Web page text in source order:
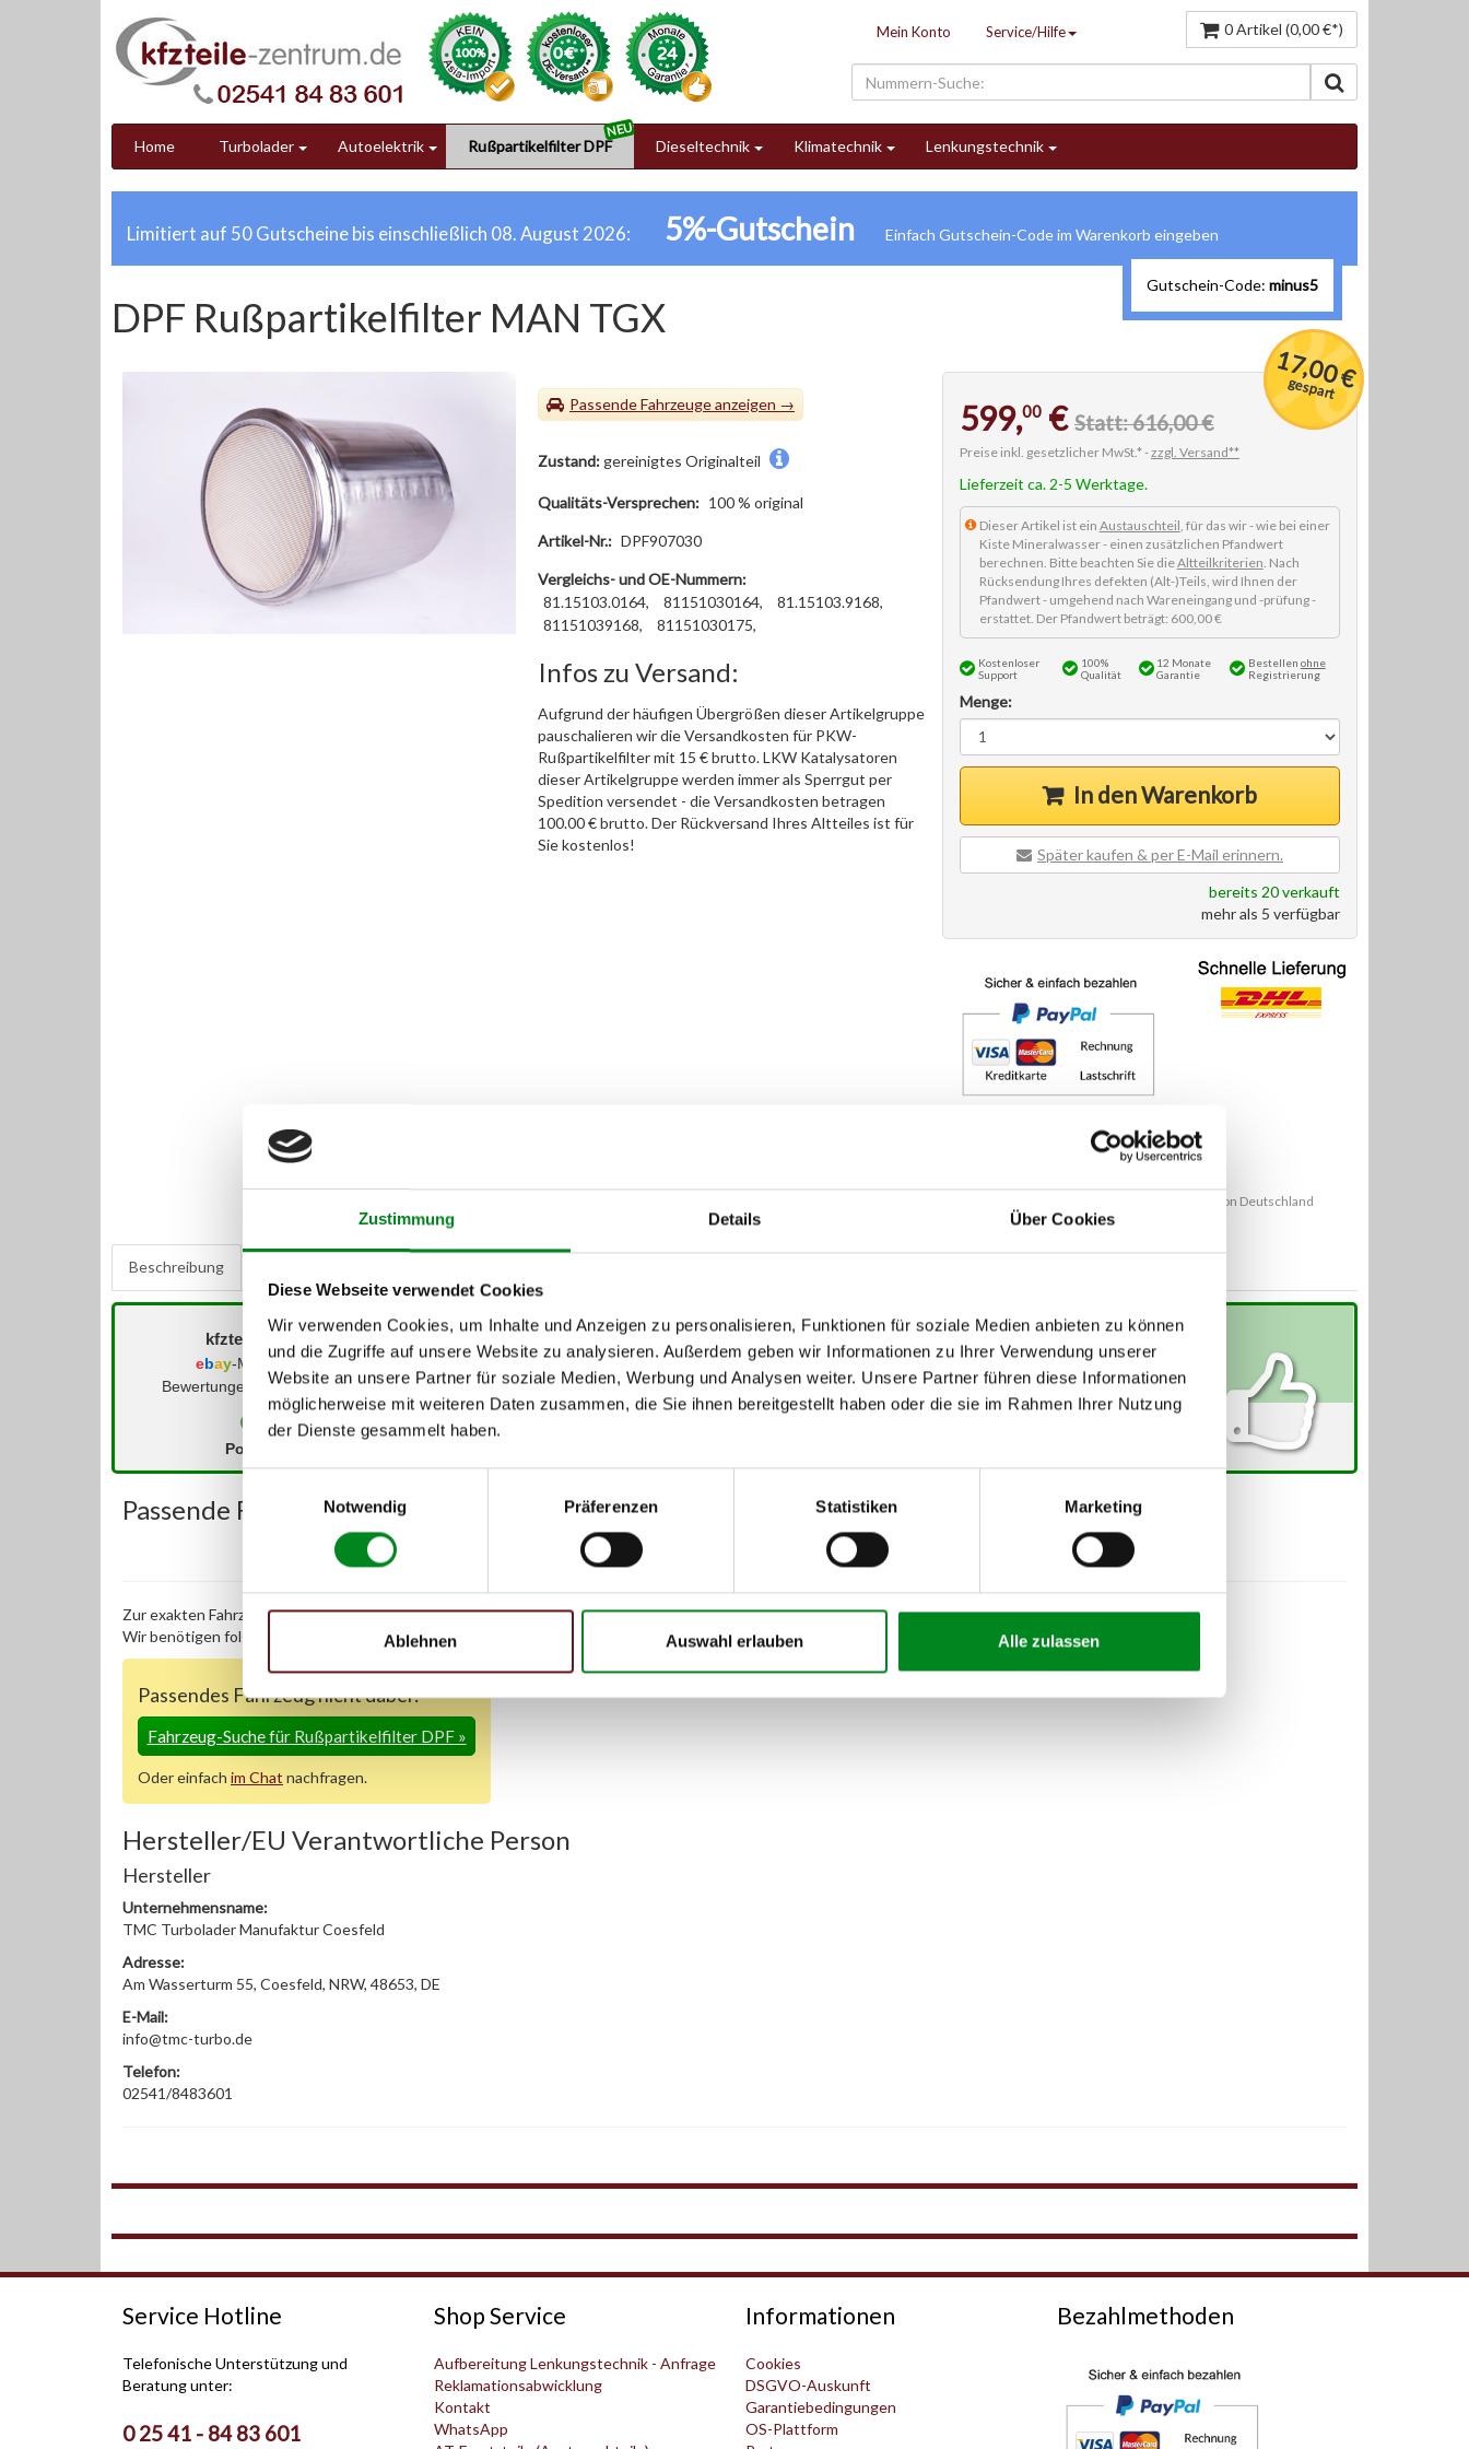
Zustimmung Details Über Cookies
Diese Webseite verwendet Cookies
Wir verwenden Cookies, um Inhalte und Anzeigen zu personalisieren, Funktionen für soziale Medien anbieten zu können
und die Zugriffe auf unsere Website zu analysieren. Außerdem geben wir Informationen zu Ihrer Verwendung unserer
Website an unsere Partner für soziale Medien, Werbung und Analysen weiter. Unsere Partner führen diese Informationen
möglicherweise mit weiteren Daten zusammen, die Sie ihnen bereitgestellt haben oder die sie im Rahmen Ihrer Nutzung
der Dienste gesammelt haben.
Notwendig
Präferenzen Statistiken Marketing
Ablehnen Auswahl erlauben Alle zulassen
Mein Konto Service/Hilfe 0 Artikel (0,00 €*)
Home Turbolader Autoelektrik Rußpartikelfilter DPF Dieseltechnik Klimatechnik Lenkungstechnik
Limitiert auf 50 Gutscheine bis einschließlich 08. August 2026: 5%-Gutschein
Gutschein-Code: minus5
DPF Rußpartikelfilter MAN TGX
Passende Fahrzeuge
Zustand: gereinigtes Originalteil
Qualitäts-Versprechen: 100 % original
Artikel-Nr.: DPF907030
Vergleichs- und OE-Nummern:
81.15103.0164,
81151030164,
81.15103.9168,
81151039168,
81151030175,
Infos zu Versand:
Aufgrund der häufigen Übergrößen dieser Artikelgruppe
pauschalieren wir die Versandkosten für PKW-
Rußpartikelfilter mit 15 € brutto. LKW Katalysatoren
dieser Artikelgruppe werden immer als Sperrgut per
Spedition versendet - die Versandkosten betragen
100.00 € brutto. Der Rückversand Ihres Altteiles ist für
Sie kostenlos!
17,00 €
gespart
599,00 € Statt: 616,00 €
Preise inkl. gesetzlicher MwSt.* -zzgl. Versand**
Lieferzeit ca. 2-5 Werktage.
Dieser Artikel ist ein Austauschteil, für das wir - wie bei einer
Kiste Mineralwasser - einen zusätzlichen Pfandwert
berechnen. Bitte beachten Sie dieAltteilkriterien. Nach
Rücksendung Ihres defekten (Alt-)Teils, wird Ihnen der
Pfandwert - umgehend nach Wareneingang und -prüfung -
erstattet. Der Pfandwert beträgt: 600,00 €
Kostenloser
Support
100%
Qualität
12 Monate
Garantie
Bestellen ohne
Registrierung
Menge:
In den Warenkorb
Später kaufen & per E-Mail erinnern.
bereits 20 verkauft
mehr als 5 verfügbar
Zahlungs- und Lieferarten können außerhalb von Deutschland
abweichen.
Beschreibung
kfzteile-zentrum (
ebay-Mitglied seit 08/2006
Bewertungen der letzten 12 Monate:
Positiv
% POSITIV
»Jetzt alle ebay-Bewertungen lesen
Passende Fahrzeuge:
Zur exakten Fahrzeug-Identifizierung können Sie auch unseren Support kontaktieren (Chat, Telefon oder E-Mail).
Wir benötigen folgende Fahrzeugdaten:Schlüsselnummer zu 2 (2.1) und zu 3 (2.2) oderFahrgestellnummer
Passendes Fahrzeug nicht dabei?
Fahrzeug-Suche für Rußpartikelfilter DPF»
Oder einfach im Chat nachfragen.
Hersteller/EU Verantwortliche Person
Hersteller
Unternehmensname:
TMC Turbolader Manufaktur Coesfeld
Adresse:
Am Wasserturm 55, Coesfeld, NRW, 48653, DE
E-Mail:
info@tmc-turbo.de
Telefon:
02541/8483601
Service Hotline
Telefonische Unterstützung und
Beratung unter:
0 25 41 - 84 83 601
Shop Service
Aufbereitung Lenkungstechnik - Anfrage
Reklamationsabwicklung
Kontakt
WhatsApp
Informationen
Cookies
DSGVO-Auskunft
Garantiebedingungen
OS-Plattform
Bezahlmethoden